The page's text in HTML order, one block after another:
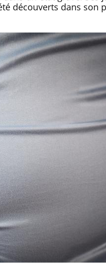
découverts dans son
ventre
?
:
de
t-il ?
il
du